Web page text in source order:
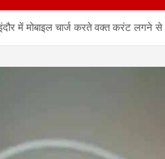
में मोबाइल चार्ज करते वक्त करंट लगने से